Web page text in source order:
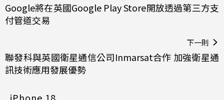
Google將在英國Google Play Store開放透過第三方支
付管道交易
下一則
聯發科與英國衛星通信公司Inmarsat合作 加強衛星通
訊技術應用發展優勢
iPhone 18